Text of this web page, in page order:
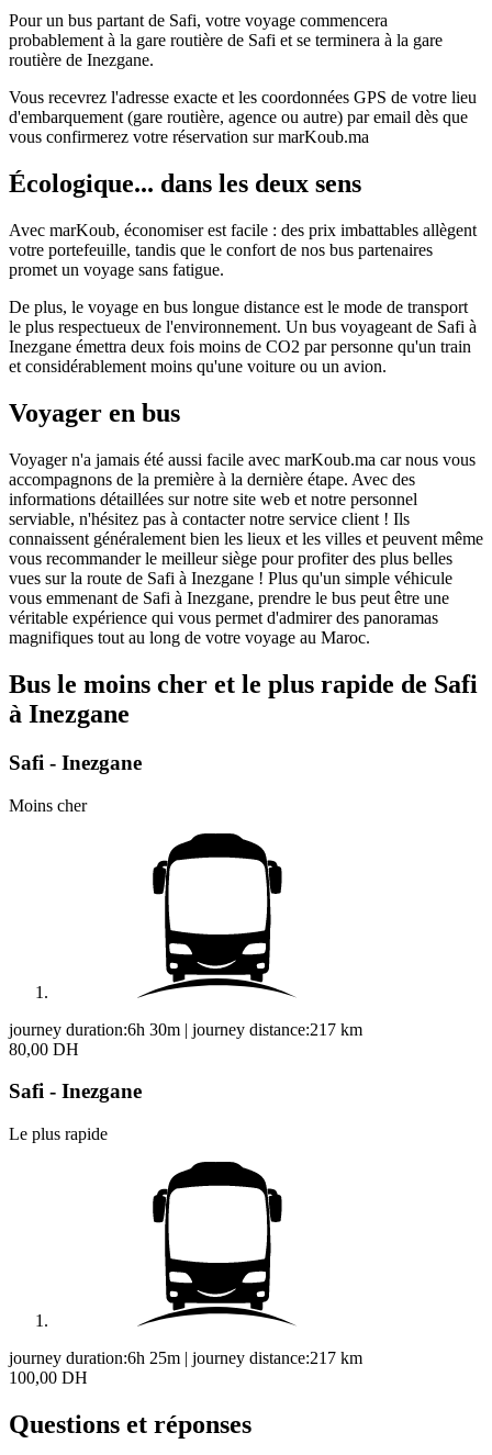
Pour un bus partant de Safi, votre voyage commencera
probablement à la gare routière de Safi et se terminera à la gare
routière de Inezgane.
Vous recevrez l'adresse exacte et les coordonnées GPS de votre lieu
d'embarquement (gare routière, agence ou autre) par email dès que
vous confirmerez votre réservation sur marKoub.ma
Écologique... dans les deux sens
Avec marKoub, économiser est facile : des prix imbattables allègent
votre portefeuille, tandis que le confort de nos bus partenaires
promet un voyage sans fatigue.
De plus, le voyage en bus longue distance est le mode de transport
le plus respectueux de l'environnement. Un bus voyageant de Safi à
Inezgane émettra deux fois moins de CO2 par personne qu'un train
et considérablement moins qu'une voiture ou un avion.
Voyager en bus
Voyager n'a jamais été aussi facile avec marKoub.ma car nous vous
accompagnons de la première à la dernière étape. Avec des
informations détaillées sur notre site web et notre personnel
serviable, n'hésitez pas à contacter notre service client ! Ils
connaissent généralement bien les lieux et les villes et peuvent même
vous recommander le meilleur siège pour profiter des plus belles
vues sur la route de Safi à Inezgane ! Plus qu'un simple véhicule
vous emmenant de Safi à Inezgane, prendre le bus peut être une
véritable expérience qui vous permet d'admirer des panoramas
magnifiques tout au long de votre voyage au Maroc.
Bus le moins cher et le plus rapide de Safi
à Inezgane
Safi - Inezgane
Moins cher
journey duration:6h 30m | journey distance:217 km
80,00 DH
Safi - Inezgane
Le plus rapide
journey duration:6h 25m | journey distance:217 km
100,00 DH
Questions et réponses